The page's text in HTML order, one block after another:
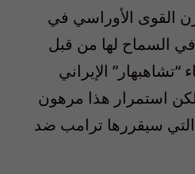
القوى الأوراسي في
السماح لها من قبل
الإيراني
لكن استمرار هذا مرهون
سيقررها ترامب ضد